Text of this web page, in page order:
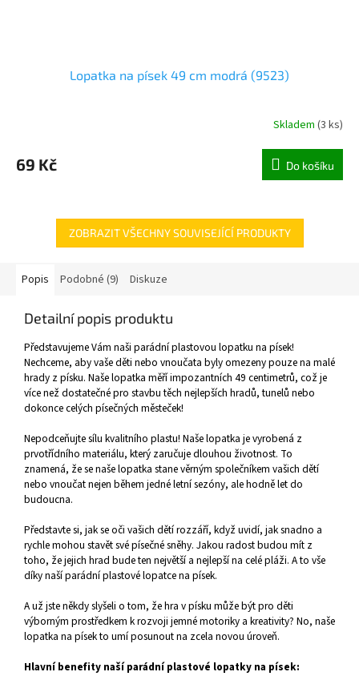
Lopatka na písek 49 cm modrá (9523)
Skladem (3 ks)
69 Kč Do košíku
ZOBRAZIT VŠECHNY SOUVISEJÍCÍ PRODUKTY
Popis Podobné (9) Diskuze
Detailní popis produktu
Představujeme Vám naši parádní plastovou lopatku na písek!
Nechceme, aby vaše děti nebo vnoučata byly omezeny pouze na malé
hrady z písku. Naše lopatka měří impozantních 49 centimetrů, což je
více než dostatečné pro stavbu těch nejlepších hradů, tunelů nebo
dokonce celých písečných městeček!
Nepodceňujte sílu kvalitního plastu! Naše lopatka je vyrobená z
prvotřídního materiálu, který zaručuje dlouhou životnost. To
znamená, že se naše lopatka stane věrným společníkem vašich dětí
nebo vnoučat nejen během jedné letní sezóny, ale hodně let do
budoucna.
Představte si, jak se oči vašich dětí rozzáří, když uvidí, jak snadno a
rychle mohou stavět své písečné sněhy. Jakou radost budou mít z
toho, že jejich hrad bude ten největší a nejlepší na celé pláži. A to vše
díky naší parádní plastové lopatce na písek.
A už jste někdy slyšeli o tom, že hra v písku může být pro děti
výborným prostředkem k rozvoji jemné motoriky a kreativity? No, naše
lopatka na písek to umí posunout na zcela novou úroveň.
Hlavní benefity naší parádní plastové lopatky na písek: